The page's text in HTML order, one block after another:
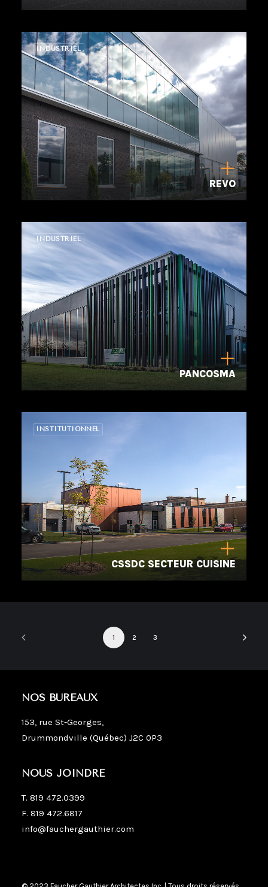
INDUSTRIEL
REVO
INDUSTRIEL
PANCOSMA
INSTITUTIONNEL
CSSDC SECTEUR CUISINE
1 2 3
NOS BUREAUX
153, rue St-Georges,
Drummondville (Québec) J2C 0P3
NOUS JOINDRE
T. 819 472.0399
F. 819 472.6817
info@fauchergauthier.com